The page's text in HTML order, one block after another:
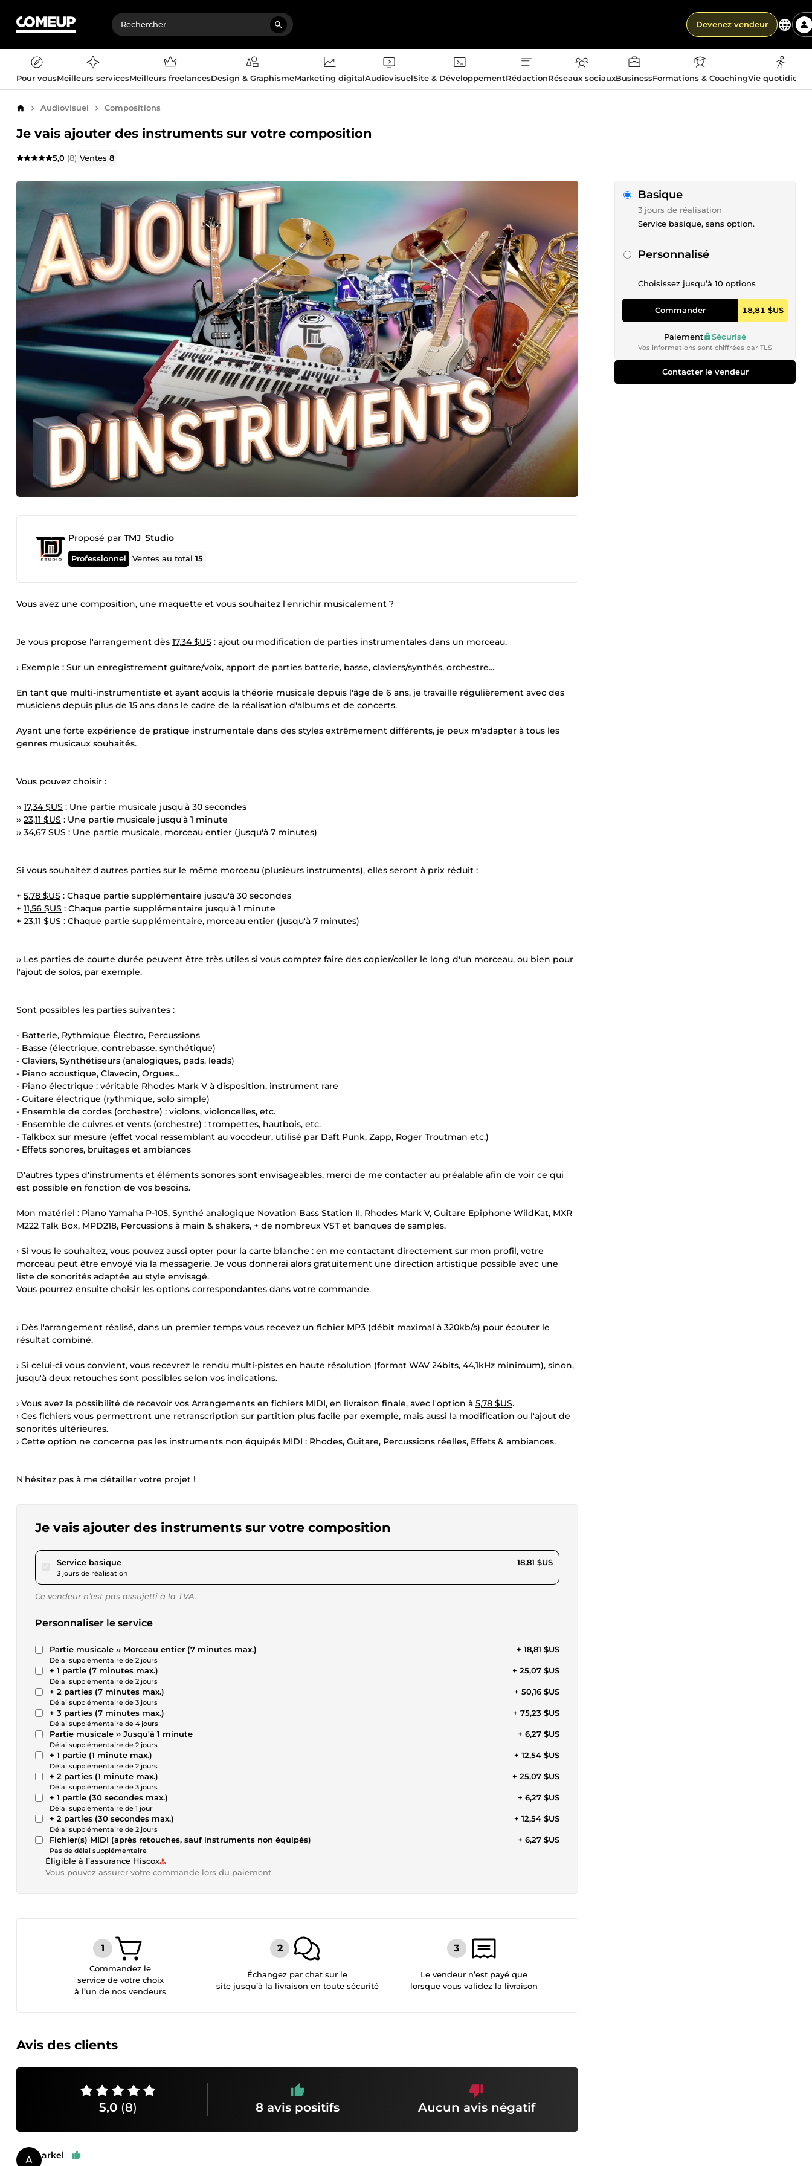
Devenez vendeur
Pour vousMeilleurs servicesMeilleurs freelancesDesign & GraphismeMarketing digitalAudiovisuelSite & DéveloppementRédactionRéseaux sociauxBusinessFormations & CoachingVie
AccueilAudiovisuel Compositions
Je vais ajouter des instruments sur votre composition
5,0 (8) Ventes8
Proposé par TMJ_Studio
Professionnel Ventes au total15
Vous avez une composition, une maquette et vous souhaitez l'enrichir musicalement ?
Je vous propose l'arrangement dès 17,34 $US : ajout ou modification de parties instrumentales dans un morceau.
› Exemple : Sur un enregistrement guitare/voix, apport de parties batterie, basse, claviers/synthés, orchestre...
En tant que multi-instrumentiste et ayant acquis la théorie musicale depuis l'âge de 6 ans, je travaille régulièrement avec des
musiciens depuis plus de 15 ans dans le cadre de la réalisation d'albums et de concerts.
Ayant une forte expérience de pratique instrumentale dans des styles extrêmement différents, je peux m'adapter à tous les
genres musicaux souhaités.
Vous pouvez choisir :
›› 17,34 $US : Une partie musicale jusqu'à 30 secondes
›› 23,11 $US : Une partie musicale jusqu'à 1 minute
›› 34,67 $US : Une partie musicale, morceau entier (jusqu'à 7 minutes)
Si vous souhaitez d'autres parties sur le même morceau (plusieurs instruments), elles seront à prix réduit :
+ 5,78 $US : Chaque partie supplémentaire jusqu'à 30 secondes
+ 11,56 $US : Chaque partie supplémentaire jusqu'à 1 minute
+ 23,11 $US : Chaque partie supplémentaire, morceau entier (jusqu'à 7 minutes)
›› Les parties de courte durée peuvent être très utiles si vous comptez faire des copier/coller le long d'un morceau, ou bien pour
l'ajout de solos, par exemple.
Sont possibles les parties suivantes :
- Batterie, Rythmique Électro, Percussions
- Basse (électrique, contrebasse, synthétique)
- Claviers, Synthétiseurs (analogiques, pads, leads)
- Piano acoustique, Clavecin, Orgues...
- Piano électrique : véritable Rhodes Mark V à disposition, instrument rare
- Guitare électrique (rythmique, solo simple)
- Ensemble de cordes (orchestre) : violons, violoncelles, etc.
- Ensemble de cuivres et vents (orchestre) : trompettes, hautbois, etc.
- Talkbox sur mesure (effet vocal ressemblant au vocodeur, utilisé par Daft Punk, Zapp, Roger Troutman etc.)
- Effets sonores, bruitages et ambiances
D'autres types d'instruments et éléments sonores sont envisageables, merci de me contacter au préalable afin de voir ce qui
est possible en fonction de vos besoins.
Mon matériel : Piano Yamaha P-105, Synthé analogique Novation Bass Station II, Rhodes Mark V, Guitare Epiphone WildKat, MXR
M222 Talk Box, MPD218, Percussions à main & shakers, + de nombreux VST et banques de samples.
› Si vous le souhaitez, vous pouvez aussi opter pour la carte blanche : en me contactant directement sur mon profil, votre
morceau peut être envoyé via la messagerie. Je vous donnerai alors gratuitement une direction artistique possible avec une
liste de sonorités adaptée au style envisagé.
Vous pourrez ensuite choisir les options correspondantes dans votre commande.
› Dès l'arrangement réalisé, dans un premier temps vous recevez un fichier MP3 (débit maximal à 320kb/s) pour écouter le
résultat combiné.
› Si celui-ci vous convient, vous recevrez le rendu multi-pistes en haute résolution (format WAV 24bits, 44,1kHz minimum), sinon,
jusqu'à deux retouches sont possibles selon vos indications.
› Vous avez la possibilité de recevoir vos Arrangements en fichiers MIDI, en livraison finale, avec l'option à 5,78 $US.
› Ces fichiers vous permettront une retranscription sur partition plus facile par exemple, mais aussi la modification ou l'ajout de
sonorités ultérieures.
› Cette option ne concerne pas les instruments non équipés MIDI : Rhodes, Guitare, Percussions réelles, Effets & ambiances.
N'hésitez pas à me détailler votre projet !
Je vais ajouter des instruments sur votre composition
Service basiquepour 17,34 $US
3 jours de réalisation
18,81 $US
Ce vendeur n’est pas assujetti à la TVA.
Personnaliser le service
Partie musicale ›› Morceau entier (7 minutes max.)
Délai supplémentaire de 2 jours
+ 18,81 $US
+ 1 partie (7 minutes max.)
Délai supplémentaire de 2 jours
+ 25,07 $US
+ 2 parties (7 minutes max.)
Délai supplémentaire de 3 jours
+ 50,16 $US
+ 3 parties (7 minutes max.)
Délai supplémentaire de 4 jours
+ 75,23 $US
Partie musicale ›› Jusqu'à 1 minute
Délai supplémentaire de 2 jours
+ 6,27 $US
+ 1 partie (1 minute max.)
Délai supplémentaire de 2 jours
+ 12,54 $US
+ 2 parties (1 minute max.)
Délai supplémentaire de 3 jours
+ 25,07 $US
+ 1 partie (30 secondes max.)
Délai supplémentaire de 1 jour
+ 6,27 $US
+ 2 parties (30 secondes max.)
Délai supplémentaire de 2 jours
+ 12,54 $US
Fichier(s) MIDI (après retouches, sauf instruments non équipés)
Pas de délai supplémentaire
+ 6,27 $US
Éligible à l’assurance Hiscox
Vous pouvez assurer votre commande lors du paiement
Basique
3 jours de réalisation
Service basique, sans option.
Personnalisé
Choisissez jusqu’à 10 options
Commander 18,81 $US
Paiement Sécurisé
Vos informations sont chiffrées par TLS
Contacter le vendeur
Commandez le
service de votre choix
à l’un de nos vendeurs
Échangez par chat sur le
site jusqu’à la livraison en toute sécurité
Le vendeur n’est payé que
lorsque vous validez la livraison
Avis des clients
5,0 (8) 8 avis positifs Aucun avis négatif
arkel